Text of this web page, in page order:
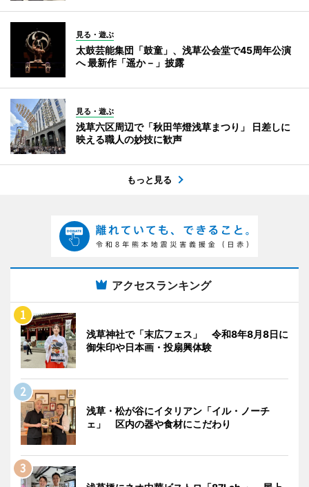
見る・遊ぶ
太鼓芸能集団「鼓童」、浅草公会堂で45周年公演
へ 最新作「遥か－」披露
見る・遊ぶ
浅草六区周辺で「秋田竿燈浅草まつり」 日差しに
映える職人の妙技に歓声
もっと見る
アクセスランキング
浅草神社で「末広フェス」 令和8年8月8日に
御朱印や日本画・投扇興体験
浅草・松が谷にイタリアン「イル・ノーチ
ェ」 区内の器や食材にこだわり